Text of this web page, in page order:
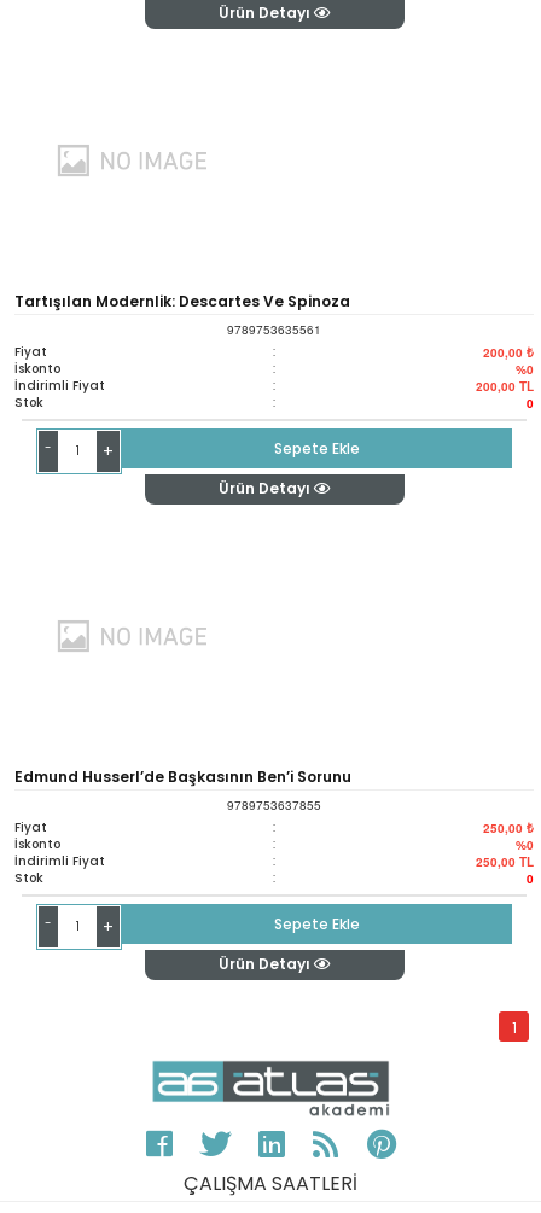
Ürün Detayı
Tartışılan Modernlik: Descartes Ve Spinoza
9789753635561
Fiyat : 200,00 ₺
İskonto : %0
İndirimli Fiyat : 200,00 TL
Stok : 0
- +
Sepete Ekle
Ürün Detayı
Edmund Husserl’de Başkasının Ben’i Sorunu
9789753637855
Fiyat : 250,00 ₺
İskonto : %0
İndirimli Fiyat : 250,00 TL
Stok : 0
- +
Sepete Ekle
Ürün Detayı
1
ÇALIŞMA SAATLERİ